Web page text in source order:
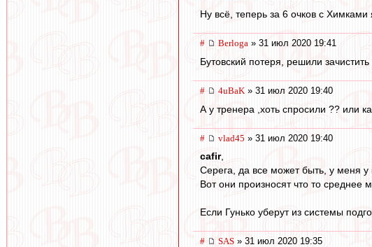
Ну всё, теперь за 6 очков с Химками
# Berloga » 31 июл 2020 19:41
Бутовский потеря, решили
# 4uBaK » 31 июл 2020 19:40
А у тренера ,хоть спросили ?? или
# vlad45 » 31 июл 2020 19:40
cafir,
Серега, да все может быть, у меня
Вот они произносят что то
Если Гунько уберут из системы
# SAS » 31 июл 2020 19:35